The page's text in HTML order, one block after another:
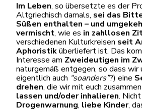
Im Leben, so übersetzte es der
Altgriechisch damals, sei das
Süßen enthalten – und
vermischt, wie es in zahllosen
verschiedenen Kulturkreisen seit
Aphoristiküberliefert ist. Das
Interesse am Zweideutigen im
naturgemäß entgegen, so dass wir
eigentlich auch “soanders”?) eine
drehen, die wir mit euch zusammen
lassen und/oder inhalieren.
Drogenwarnung, liebe Kinder,